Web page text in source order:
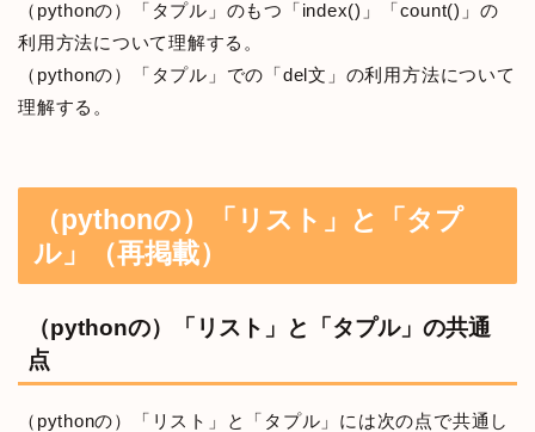
（pythonの）「タプル」のもつ「index()」「count()」の
利用方法について理解する。
（pythonの）「タプル」での「del文」の利用方法について
理解する。
（pythonの）「リスト」と「タプ
ル」（再掲載）
（pythonの）「リスト」と「タプル」の共通
点
（pythonの）「リスト」と「タプル」には次の点で共通し